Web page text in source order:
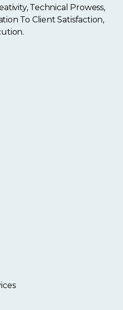
Technical Prowess,
To Client Satisfaction,